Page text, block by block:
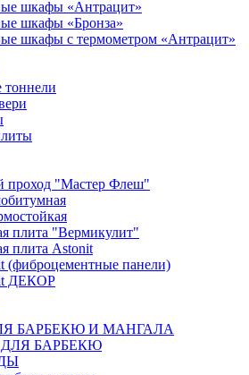
шкафы «Антрацит»
шкафы «Бронза»
шкафы с термометром «Антрацит»
проход "Мастер Флеш"
плита "Вермикулит"
плита Astonit
(фиброцементные панели)
ДЕКОР
БАРБЕКЮ И МАНГАЛА
БАРБЕКЮ